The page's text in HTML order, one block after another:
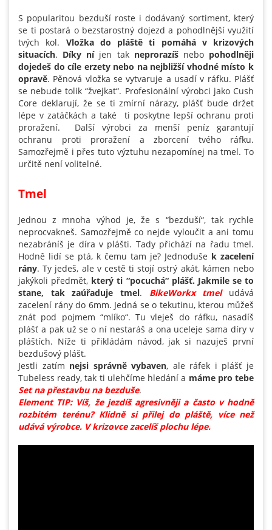
S popularitou bezduší roste i dodávaný sortiment, který
se ti postará o bezstarostný dojezd a pohodlnější využití
tvých kol. Vložka do pláště ti pomáhá v krizových
situacích. Díky níjen tak neprorazíšnebo pohodlněji
dojedeš do cíle erzety nebo na nejbližší vhodné místo k
opravě. Pěnová vložka se vytvaruje a usadí v ráfku. Plášť
se nebude tolik “žvejkat“. Profesionální výrobci jako Cush
Core deklarují, že se ti zmírní nárazy, plášť bude držet
lépe v zatáčkách a také ti poskytne lepší ochranu proti
proražení. Další výrobci za menší peníz garantují
ochranu proti proražení a zborcení tvého ráfku.
Samozřejmě i přes tuto výztuhu nezapomínej na tmel. To
určitě není volitelné.
Tmel
Jednou z mnoha výhod je, že s “bezduší“, tak rychle
neprocvakneš. Samozřejmě co nejde vyloučit a ani tomu
nezabráníš je díra v plášti. Tady přichází na řadu tmel.
Hodně lidí se ptá, k čemu tam je? Jednoduše k zacelení
rány. Ty jedeš, ale v cestě ti stojí ostrý akát, kámen nebo
jakýkoli předmět, který ti “pocuchá“ plášť. Jakmile se to
stane, tak zaúřaduje tmel. BikeWorkx tmeludává
zacelení rány do 6mm. Jedná se o tekutinu, kterou můžeš
znát pod pojmem “mlíko“. Tu vleješ do ráfku, nasadíš
plášť a pak už se o ní nestaráš a ona uceleje sama díry v
pláštích. Níže ti přikládám návod, jak si nazuješ první
bezdušový plášt.
Jestli zatím nejsi správně vybaven, ale ráfek i plášť je
Tubeless ready, tak ti ulehčíme hledání a máme pro tebe
Set na přestavbu na bezduše.
Element TIP: Víš, že jezdíš agresivněji a často v hodně
rozbitém terénu? Klidně si přilej do pláště, více než
udává výrobce. V krizovce zacelíš plochu lépe.